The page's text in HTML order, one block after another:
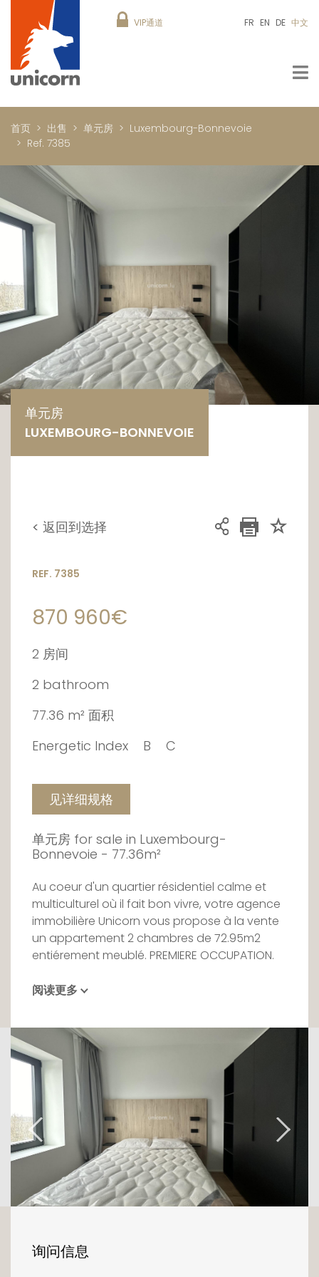
VIP通道 FR EN DE 中文
首页 出售 单元房
Luxembourg-Bonnevoie
Ref. 7385
单元房
LUXEMBOURG-BONNEVOIE
< 返回到选择
REF. 7385
870 960€
2 房间
2 bathroom
77.36 m² 面积
Energetic Index
B C
见详细规格
单元房 for sale in Luxembourg-
Bonnevoie - 77.36m²
Au coeur d'un quartier résidentiel calme et
multiculturel où il fait bon vivre, votre agence
immobilière Unicorn vous propose à la vente
un appartement 2 chambres de 72.95m2
entiérement meublé. PREMIERE OCCUPATION.
Au troisième étage d'un ensemble immobilier
une ambiance qualitative et propice au bien-
être. En franchissant la porte d'entrée vous
serez accueilli par la lumière de l'espace.
La cuisine entièrement équipée propose un
lave-vaisselle, un réfrigérateur intégré, une
plaque de cuisson et une hotte.
L'espace nuit se compose de 2 chambres-à-
coucher disposant d'un ensemble en bois
composé d'un sommier et d'un matelas ainsi
qu'une salle de douche attenante.
Le projet Phoenix a du caractère. Le mobilier
choisi participe à l'élégance du lieu
阅读更多
询问信息